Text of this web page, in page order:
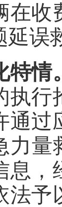
在收
延误
特情
执行
通过
力
息，
法予